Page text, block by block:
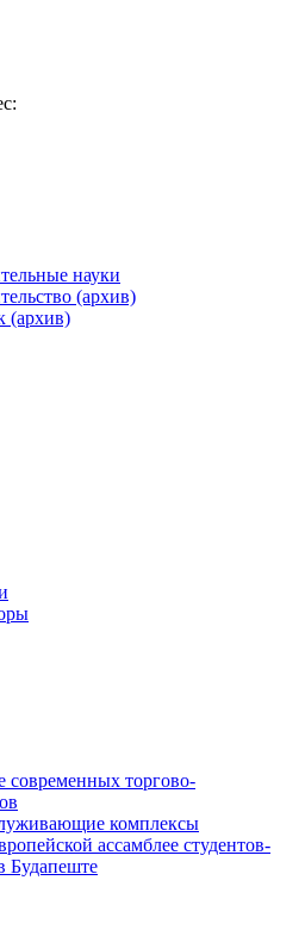
науки
(архив)
(архив)
современных торгово-
комплексы
ассамблее студентов-
Будапеште